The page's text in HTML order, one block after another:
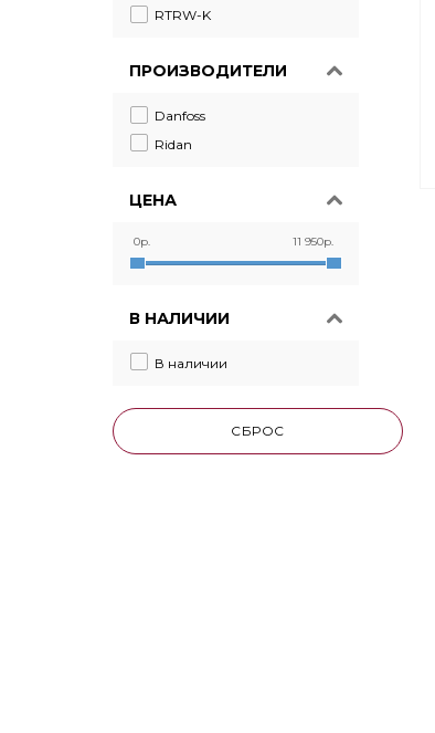
RTRW-K
ПРОИЗВОДИТЕЛИ
Danfoss
Ridan
ЦЕНА
0р. 11 950р.
В НАЛИЧИИ
В наличии
СБРОС